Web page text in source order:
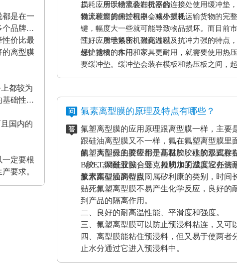
都是在一
品牌的
性价比最
的离型膜
都较为
础性、
国内的
一定要根
要求。
损耗，所以经常会在机器的连接处使用缓冲垫
最大程度的保护机器，减小损耗。
二、应用于物流装卸货平台
物流装卸货的过程中会格外重视运输货物的完
键，幅度大一些就可能导致物品损坏。而目前
性好、质地紧密、耐高温以及抗冲力强的特点
保护货物的作用。
三、应用于热压机强化过程
想让地板、木门和家具更耐用，就需要使用热
要缓冲垫。缓冲垫会装在模板和热压板之间，
工作压力的作用。而且使用缓冲垫还可以使纸
氟素离型膜的原理及特点有哪些？
氟塑离型膜的应用原理跟离型膜一样，主要
跟硅油离型膜又不一样，氟在氟塑离型膜里
的，大部分的胶带都是基材加胶水的形式存
（PET,聚酰亚胺）亚克力胶水的温度没办法
胶水跟硅油离型膜同属矽利康的类别，时间
贴死。
氟塑离型膜主要应用于高温胶，硅胶双面胶
B胶，3M硅胶贴合等；模切加工成其它任何
氟素离型膜的特点：
一、氟塑离型膜不易产生化学反应，良好的
到产品的隔离作用。
二、良好的耐高温性能、平滑度和强度。
三、氟塑离型膜可以防止预浸料粘连，又可
四、离型膜能粘住预浸料，但又易于使两者
止水分通过它进入预浸料中。